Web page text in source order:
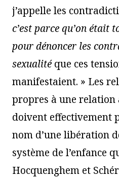
j’appelle les
c’est parce qu’on était
pour dénoncer les
sexualitéque ces
manifestaient. » Les
propres à une relation
doivent effectivement
nom d’une libération
système de l’enfance
Hocquenghem et